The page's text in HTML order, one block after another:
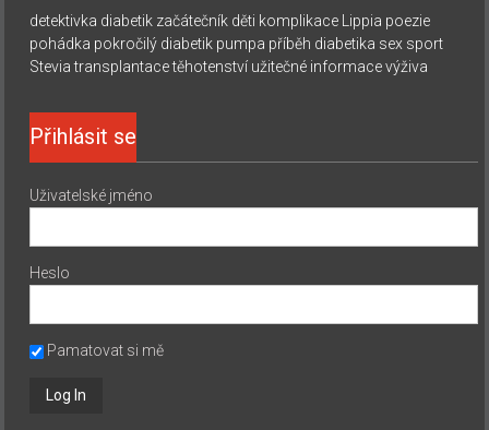
detektivka diabetik začátečník děti komplikace Lippia poezie
pohádka pokročilý diabetik pumpa příběh diabetika sex sport
Stevia transplantace těhotenství užitečné informace výživa
Přihlásit se
Uživatelské jméno
Heslo
Pamatovat si mě